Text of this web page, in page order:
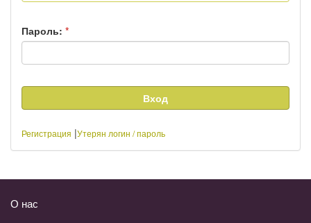
Пароль: *
Регистрация |Утерян логин / пароль
О нас